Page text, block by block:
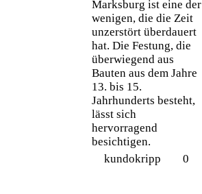
Marksburg ist eine der
wenigen, die die Zeit
unzerstört überdauert
hat. Die Festung, die
überwiegend aus
Bauten aus dem Jahre
13. bis 15.
Jahrhunderts besteht,
lässt sich
hervorragend
besichtigen.
kundokripp
0